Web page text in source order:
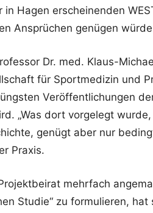
in Hagen erscheinenden
Ansprüchen genügen
Dr. med. Klaus-
für Sportmedizin und
Veröffentlichungen
„Was dort vorgelegt
genügt aber nur
Praxis.
mehrfach
Studie“ zu formulieren,